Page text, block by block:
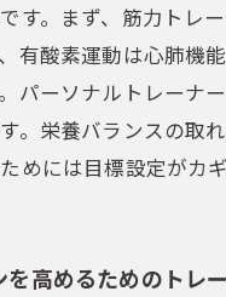
す。まず、筋力トレ
有酸素運動は心肺機
パーソナルトレーナ
。栄養バランスの取
めには目標設定がカ
を高めるためのトレ